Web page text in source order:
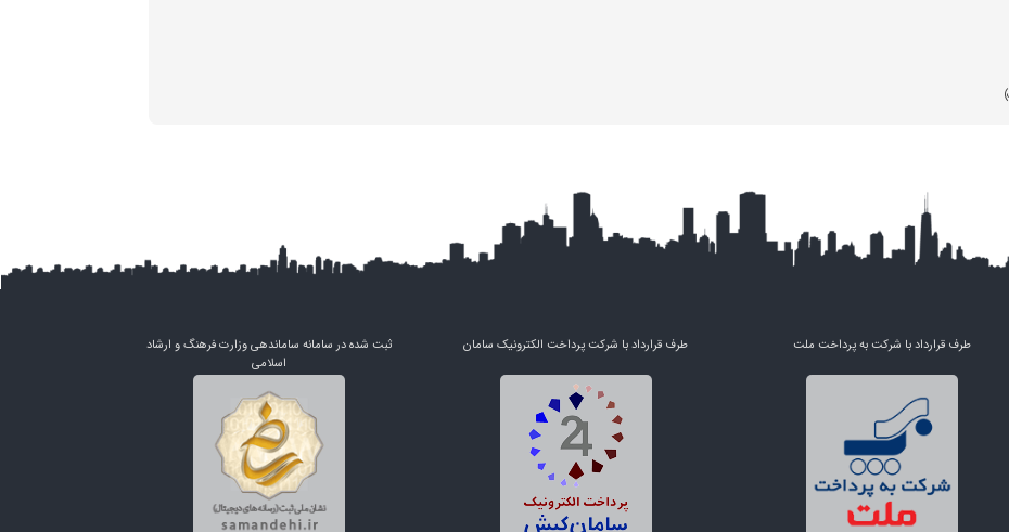
طرف قرارداد با شرکت به پرداخت ملت طرف قرارداد با شرکت پرداخت الکترونیک سامان
ثبت شده در سامانه ساماندهی وزارت فرهنگ و ارشاد
اسلامی